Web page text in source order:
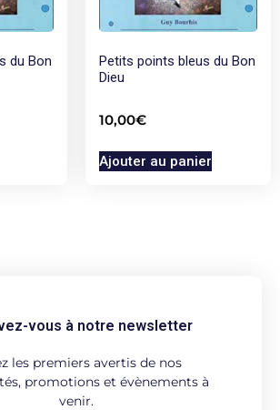
du Bon
Petits points bleus du Bon
Dieu
10,00€
Ajouter au panier
vous à notre newsletter
les premiers avertis de nos
promotions et évènements à
venir.